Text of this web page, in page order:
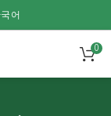
어
0